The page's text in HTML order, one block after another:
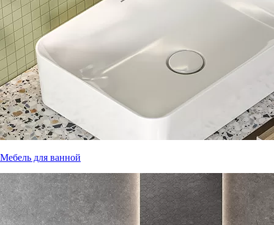
Мебель для ванной